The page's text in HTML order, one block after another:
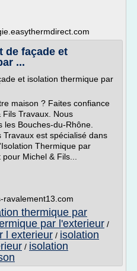
de façade et
...
et isolation thermique par
maison ? Faites confiance
Travaux. Nous
les Bouches-du-Rhône.
est spécialisé dans
Thermique par
Michel & Fils...
ravalement13.com
thermique par
par l'exterieur /
l exterieur / isolation
/ isolation